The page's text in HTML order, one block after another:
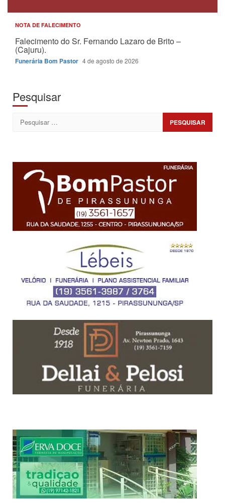
NOTA DE FALECIMENTO
Falecimento do Sr. Fernando Lazaro de Brito –
(Cajuru).
Funerária Bom Pastor 4 de agosto de 2026
Pesquisar
Pesquisar